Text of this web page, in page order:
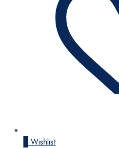
Wishlist